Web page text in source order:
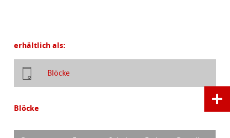
erhältlich als:
Blöcke
Blöcke